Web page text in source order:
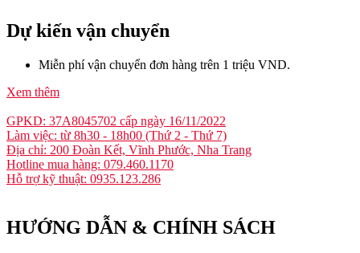
Dự kiến vận chuyển
Miễn phí vận chuyển đơn hàng trên 1 triệu VND.
Xem thêm
GPKD: 37A8045702 cấp ngày 16/11/2022
Làm việc: từ 8h30 - 18h00 (Thứ 2 - Thứ 7)
Địa chỉ: 200 Đoàn Kết, Vĩnh Phước, Nha Trang
Hotline mua hàng: 079.460.1170
Hỗ trợ kỹ thuật: 0935.123.286
HƯỚNG DẪN & CHÍNH SÁCH